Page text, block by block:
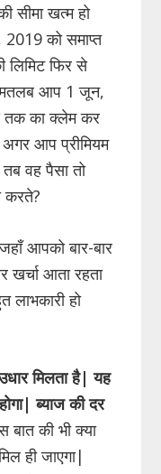
सीमा खत्म हो
2019 को समाप्त
फिर से
मतलब आप 1 जून,
का क्लेम कर
आप प्रीमियम
वह पैसा तो
करते?
आपको बार-बार
खर्चा आता रहता
लाभकारी हो
मिलता है| यह
ब्याज की दर
बात की भी क्या
ही जाएगा|